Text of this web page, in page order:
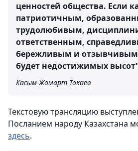
ценностей общества. Если
патриотичным,
трудолюбивым,
ответственным,
бережливым и отзывчивым,
будет недостижимых
Касым-Жомарт Токаев
Текстовую трансляцию
Посланием народу Казахстана
здесь.